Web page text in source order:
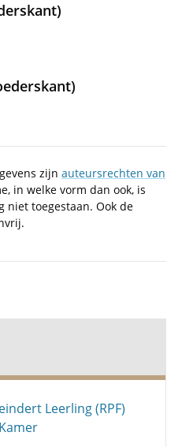
zijn auteursrechten van
in welke vorm dan ook, is
niet toegestaan. Ook de
Leerling (RPF)